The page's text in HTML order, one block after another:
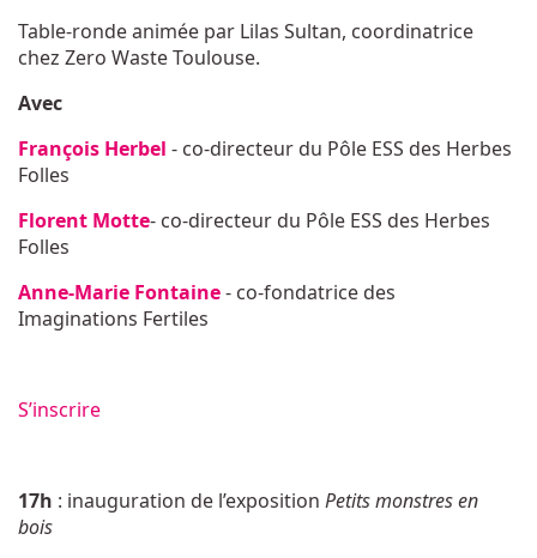
Table-ronde animée par Lilas Sultan, coordinatrice
chez Zero Waste Toulouse.
Avec
François Herbel - co-directeur du Pôle ESS des Herbes
Folles
Florent Motte- co-directeur du Pôle ESS des Herbes
Folles
Anne-Marie Fontaine- co-fondatrice des
Imaginations Fertiles
S’inscrire
17h : inauguration de l’exposition Petits monstres en
bois